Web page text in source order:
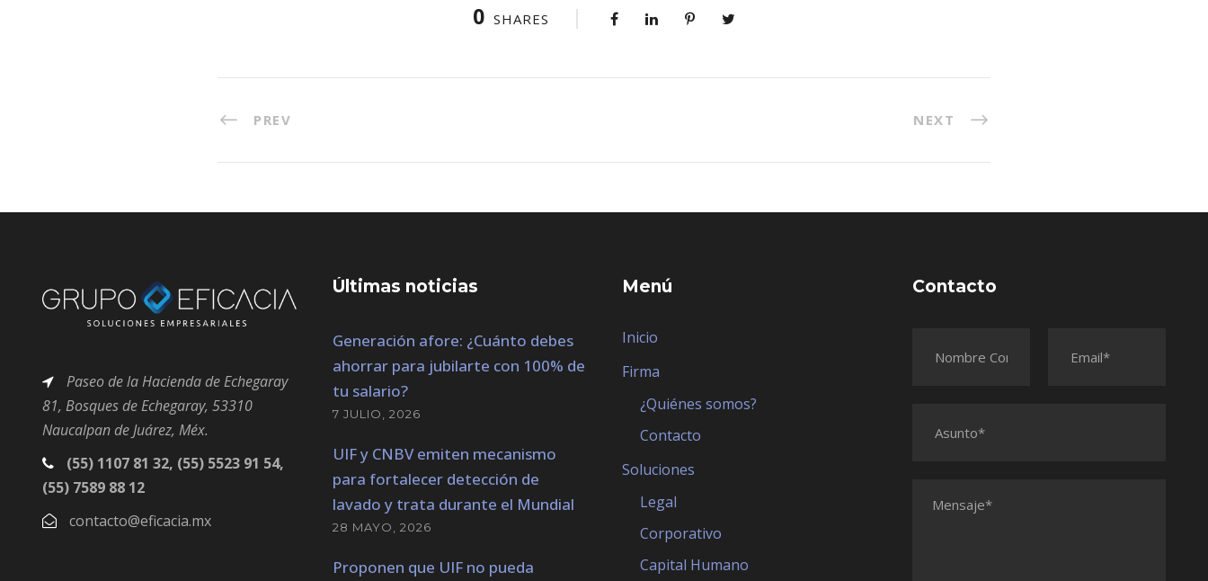
0 SHARES
PREV NEXT
Paseo de la Hacienda de Echegaray
81, Bosquesde Echegaray, 53310
Naucalpan de Juárez, Méx.
(55) 1107 81 32, (55) 5523 91 54,
(55) 7589 88 12
contacto@eficacia.mx
Últimas noticias
Generación afore: ¿Cuánto debes
ahorrar para jubilarte con 100% de
tu salario?
7 JULIO, 2026
UIF y CNBV emiten mecanismo
para fortalecer detección de
lavado y trata durante el Mundial
28 MAYO, 2026
Proponen que UIF no pueda
Menú
Inicio
Firma
¿Quiénes somos?
Contacto
Soluciones
Legal
Corporativo
Capital Humano
Contacto